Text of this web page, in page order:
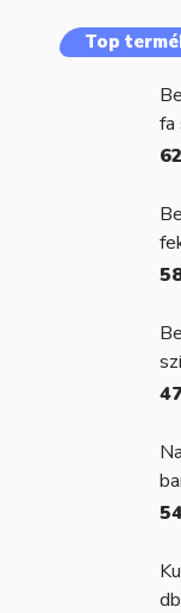
Top
fa